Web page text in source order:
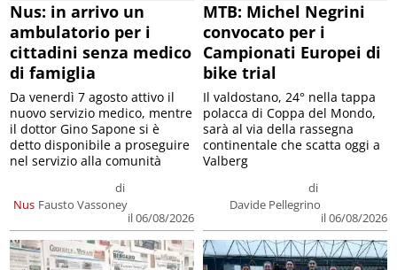
Nus: in arrivo un
ambulatorio per i
cittadini senza medico
di famiglia
Nus
di
Fausto Vassoney
il 06/08/2026
Da venerdì 7 agosto attivo il
nuovo servizio medico, mentre
il dottor Gino Sapone si è
detto disponibile a proseguire
nel servizio alla comunità
MTB: Michel Negrini
convocato per i
Campionati Europei di
bike trial
di
Davide Pellegrino
il 06/08/2026
Il valdostano, 24° nella tappa
polacca di Coppa del Mondo,
sarà al via della rassegna
continentale che scatta oggi a
Valberg